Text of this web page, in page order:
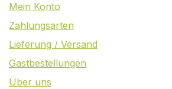
Mein Konto
Zahlungsarten
Lieferung / Versand
Gastbestellungen
Über uns